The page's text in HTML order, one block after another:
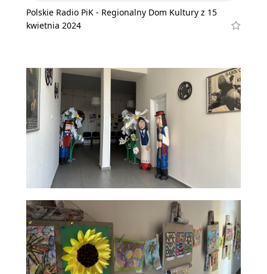
Polskie Radio PiK - Regionalny Dom Kultury z 15
kwietnia 2024